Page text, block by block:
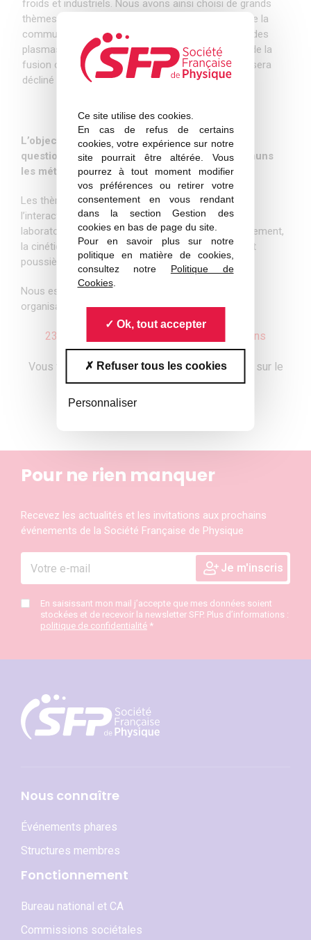
Ce site utilise des cookies.
En cas de refus de certains
cookies, votre expérience sur notre
site pourrait être altérée. Vous
pourrez à tout moment modifier
vos préférences ou retirer votre
consentement en vous rendant
dans la section Gestion des
cookies en bas de page du site.
Pour en savoir plus sur notre
politique en matière de cookies,
consultez notre Politique de
Cookies.
Ok, tout accepter
Refuser tous les cookies
Personnaliser
froids et industriels. Nous avons ainsi choisi de grands
thèmes et interrogations communs à l’ensemble de la
communauté des physiciens et des physiciennes des
plasmas, que leur plasma soit celui du soleil, celui de la
fusion ou encore celui de l’industrie. Chaque sujet sera
décliné selon les trois points de vue.
L’objectif est qu’après la mise en commun des
questionnements puissent être mises en communs
les méthodes et les réponses !
Les thèmes développés seront au nombre de 7 :
l’interaction plasma-surface ; l’astrophysique de
laboratoire ; la turbulence et le transport ; le rayonnement,
la cinétique et la physique atomique ; les poudres et
poussières ; les diagnostics ; la simulation et HPC.
Nous espérons susciter un riche débat par cette
organisation nouvelle.
23 mars : clôture de l’appel à communications
Vous trouverez tous les détails et plus encore sur le
site :
Pour ne rien manquer
Recevez les actualités et les invitations aux prochains
événements de la Société Française de Physique
En saisissant mon mail j’accepte que mes données soient
stockées et de recevoir la newsletter SFP. Plus d’informations :
politique de confidentialité *
Nous connaître
Événements phares
Structures membres
Fonctionnement
Bureau national et CA
Commissions sociétales